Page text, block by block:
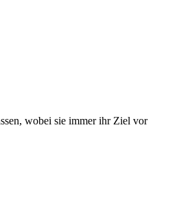
wobei sie immer ihr Ziel vor